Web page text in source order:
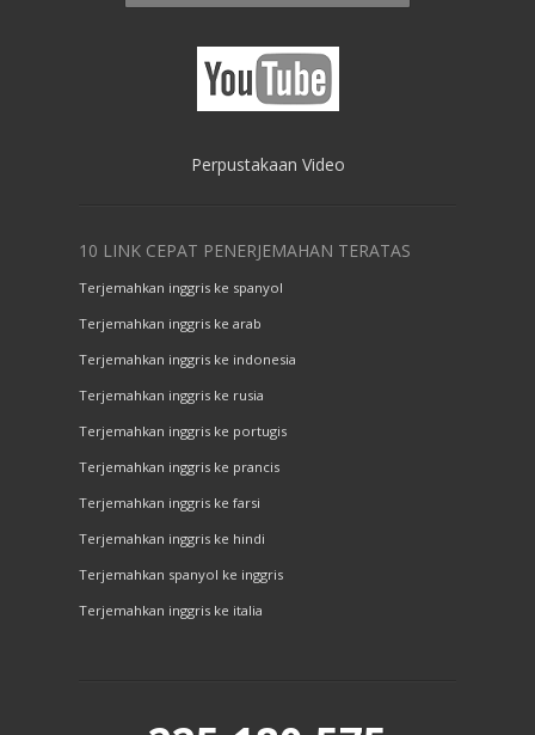
Perpustakaan Video
10 LINK CEPAT PENERJEMAHAN TERATAS
Terjemahkan inggris ke spanyol
Terjemahkan inggris ke arab
Terjemahkan inggris ke indonesia
Terjemahkan inggris ke rusia
Terjemahkan inggris ke portugis
Terjemahkan inggris ke prancis
Terjemahkan inggris ke farsi
Terjemahkan inggris ke hindi
Terjemahkan spanyol ke inggris
Terjemahkan inggris ke italia